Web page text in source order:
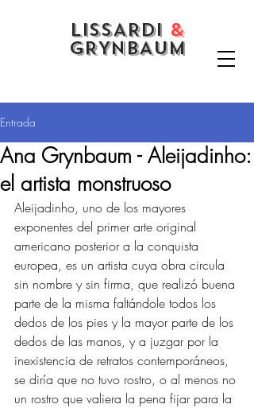
LISSARDI &
GRYNBAUM
Entrada
Ana Grynbaum - Aleijadinho:
el artista monstruoso
Aleijadinho, uno de los mayores
exponentes del primer arte original
americano posterior a la conquista
europea, es un artista cuya obra circula
sin nombre y sin firma, que realizó buena
parte de la misma faltándole todos los
dedos de los pies y la mayor parte de los
dedos de las manos, y a juzgar por la
inexistencia de retratos contemporáneos,
se diría que no tuvo rostro, o al menos no
un rostro que valiera la pena fijar para la